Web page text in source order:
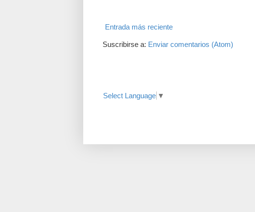
Entrada más reciente
Suscribirse a: Enviar comentarios (Atom)
Select Language ▼